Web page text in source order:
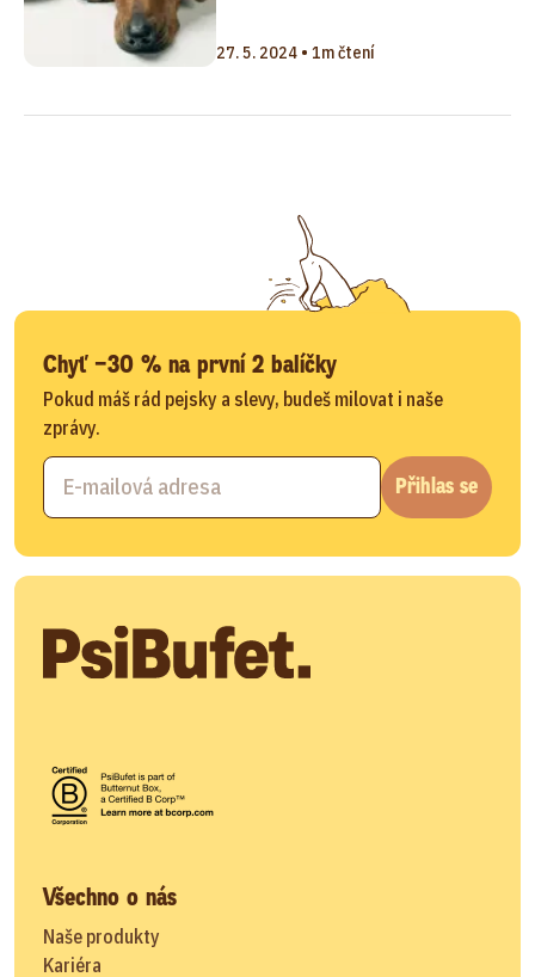
27. 5. 2024 • 1m čtení
Chyť −30 % na první 2 balíčky
Pokud máš rád pejsky a slevy, budeš milovat i naše
zprávy.
Přihlas se
Všechno o nás
Naše produkty
Kariéra